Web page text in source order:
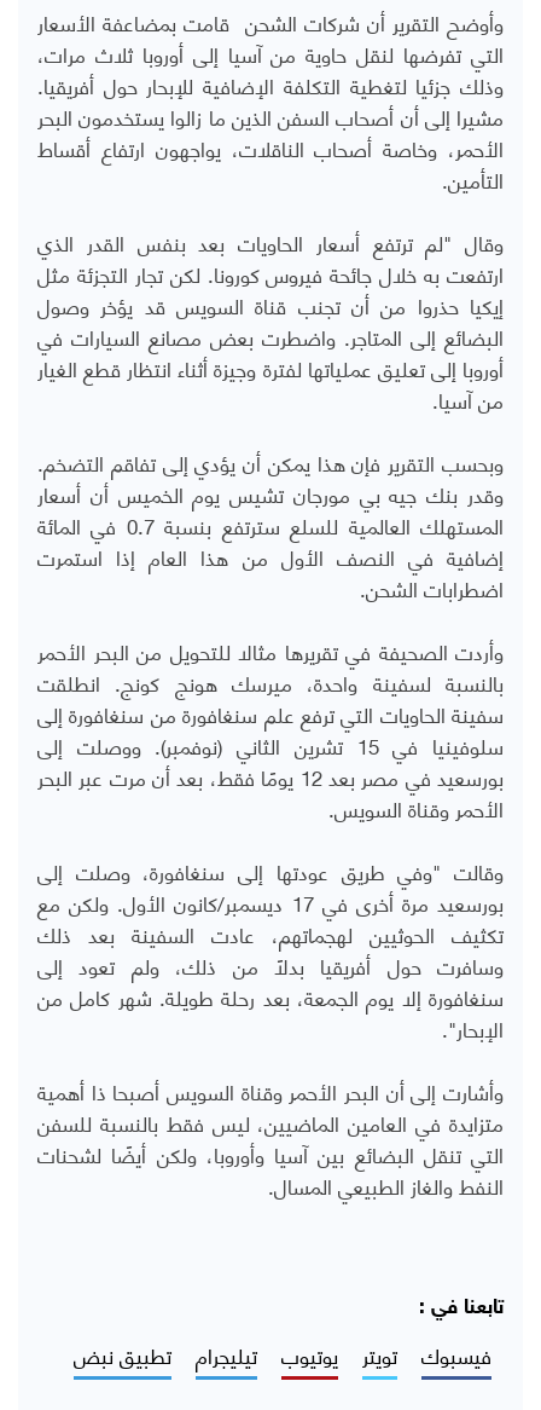
وأوضح التقرير أن شركات الشحن قامت بمضاعفة الأسعار
التي تفرضها لنقل حاوية من آسيا إلى أوروبا ثلاث مرات،
وذلك جزئيا لتغطية التكلفة الإضافية للإبحار حول أفريقيا.
مشيرا إلى أن أصحاب السفن الذين ما زالوا يستخدمون البحر
الأحمر، وخاصة أصحاب الناقلات، يواجهون ارتفاع أقساط
التأمين.
وقال "لم ترتفع أسعار الحاويات بعد بنفس القدر الذي
ارتفعت به خلال جائحة فيروس كورونا. لكن تجار التجزئة مثل
إيكيا حذروا من أن تجنب قناة السويس قد يؤخر وصول
البضائع إلى المتاجر. واضطرت بعض مصانع السيارات في
أوروبا إلى تعليق عملياتها لفترة وجيزة أثناء انتظار قطع الغيار
من آسيا.
وبحسب التقرير فإن هذا يمكن أن يؤدي إلى تفاقم التضخم.
وقدر بنك جيه بي مورجان تشيس يوم الخميس أن أسعار
المستهلك العالمية للسلع سترتفع بنسبة 0.7 في المائة
إضافية في النصف الأول من هذا العام إذا استمرت
اضطرابات الشحن.
وأردت الصحيفة في تقريرها مثالا للتحويل من البحر الأحمر
بالنسبة لسفينة واحدة، ميرسك هونج كونج. انطلقت
سفينة الحاويات التي ترفع علم سنغافورة من سنغافورة إلى
سلوفينيا في 15 تشرين الثاني (نوفمبر). ووصلت إلى
بورسعيد في مصر بعد 12 يومًا فقط، بعد أن مرت عبر البحر
الأحمر وقناة السويس.
وقالت "وفي طريق عودتها إلى سنغافورة، وصلت إلى
بورسعيد مرة أخرى في 17 ديسمبر/كانون الأول. ولكن مع
تكثيف الحوثيين لهجماتهم، عادت السفينة بعد ذلك
وسافرت حول أفريقيا بدلاً من ذلك، ولم تعود إلى
سنغافورة إلا يوم الجمعة، بعد رحلة طويلة. شهر كامل من
الإبحار".
وأشارت إلى أن البحر الأحمر وقناة السويس أصبحا ذا أهمية
متزايدة في العامين الماضيين، ليس فقط بالنسبة للسفن
التي تنقل البضائع بين آسيا وأوروبا، ولكن أيضًا لشحنات
النفط والغاز الطبيعي المسال.
تابعنا في :
فيسبوك تويتر يوتيوب تيليجرام تطبيق نبض